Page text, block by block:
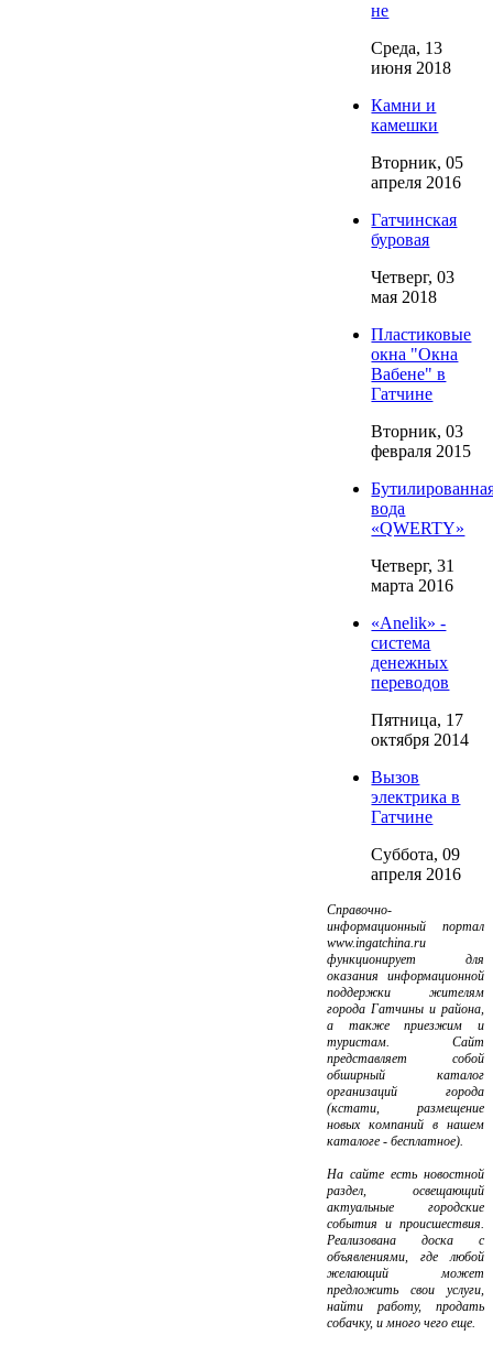
не
Среда, 13
июня 2018
Камни и
камешки
Вторник, 05
апреля 2016
Гатчинская
буровая
Четверг, 03
мая 2018
Пластиковые
окна "Окна
Вабене" в
Гатчине
Вторник, 03
февраля 2015
вода
«QWERTY»
Четверг, 31
марта 2016
«Anelik» -
система
денежных
переводов
Пятница, 17
октября 2014
Вызов
электрика в
Гатчине
Суббота, 09
апреля 2016
Справочно-
информационный портал
www.ingatchina.ru
функционирует для
оказания информационной
поддержки жителям
города Гатчины и района,
а также приезжим и
туристам. Сайт
представляет собой
обширный каталог
организаций города
(кстати, размещение
новых компаний в нашем
каталоге - бесплатное).
На сайте есть новостной
раздел, освещающий
актуальные городские
события и происшествия.
Реализована доска с
объявлениями, где любой
желающий может
предложить свои услуги,
найти работу, продать
собачку, и много чего еще.